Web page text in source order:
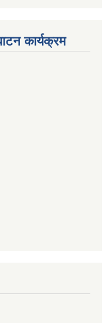
कार्यक्रम